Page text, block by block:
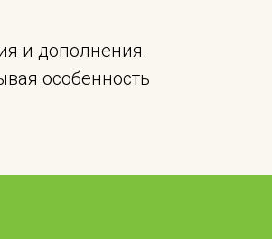
и дополнения.
особенность